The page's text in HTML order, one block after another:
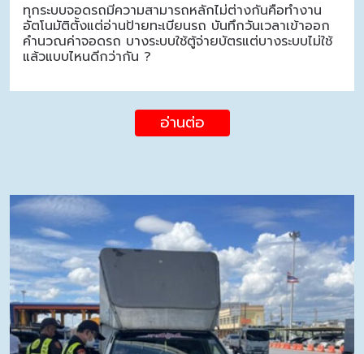
ทุกระบบจอดรถมีความสามารถหลักไม่ต่างกันคือทำงาน
อัตโนมัติตั้งแต่อ่านป้ายทะเบียนรถ บันทึกวันเวลาเข้าออก
คำนวณค่าจอดรถ บางระบบใช้ตู้จ่ายบัตรแต่บางระบบไม่ใช้
แล้วแบบไหนดีกว่ากัน ?
อ่านต่อ